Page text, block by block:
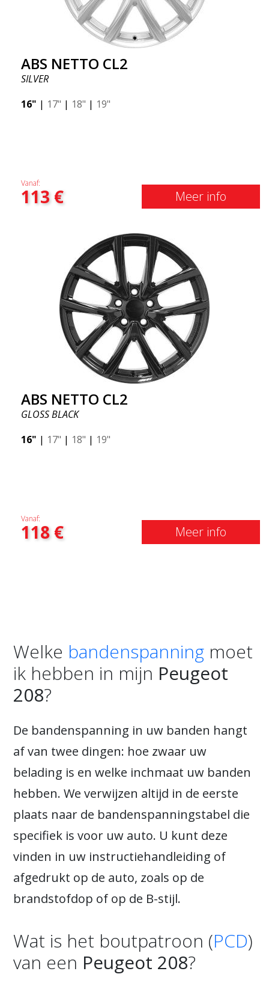
ABS NETTO CL2
SILVER
16" | 17" | 18" | 19"
Vanaf:
113€ Meer info
ABS NETTO CL2
GLOSS BLACK
16" | 17" | 18" | 19"
Vanaf:
118€ Meer info
Welke bandenspanning moet
ik hebben in mijn Peugeot
208?
De bandenspanning in uw banden hangt
af van twee dingen: hoe zwaar uw
belading is en welke inchmaat uw banden
hebben. We verwijzen altijd in de eerste
plaats naar de bandenspanningstabel die
specifiek is voor uw auto. U kunt deze
vinden in uw instructiehandleiding of
afgedrukt op de auto, zoals op de
brandstofdop of op de B-stijl.
Wat is het boutpatroon (PCD)
van een Peugeot 208?